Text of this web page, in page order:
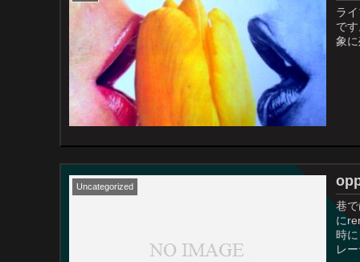
ラ
で
象
Uncategorized
巷
に
時
レ